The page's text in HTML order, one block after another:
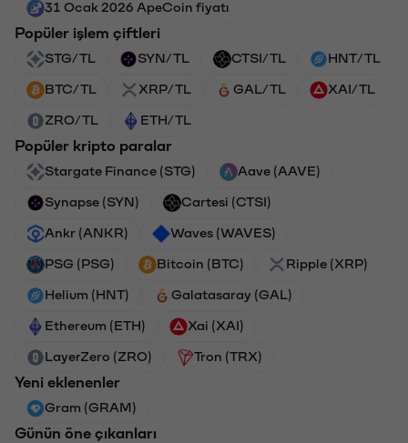
31 Ocak 2026 ApeCoin fiyatı
Popüler işlem çiftleri
STG/TL SYN/TL CTSI/TL HNT/TL
BTC/TL XRP/TL GAL/TL XAI/TL
ZRO/TL ETH/TL
Popüler kripto paralar
Stargate Finance (STG) Aave (AAVE)
Synapse (SYN) Cartesi (CTSI)
Ankr (ANKR) Waves (WAVES)
PSG (PSG) Bitcoin (BTC) Ripple (XRP)
Helium (HNT) Galatasaray (GAL)
Ethereum (ETH) Xai (XAI)
LayerZero (ZRO) Tron (TRX)
Yeni eklenenler
Gram (GRAM)
Günün öne çıkanları